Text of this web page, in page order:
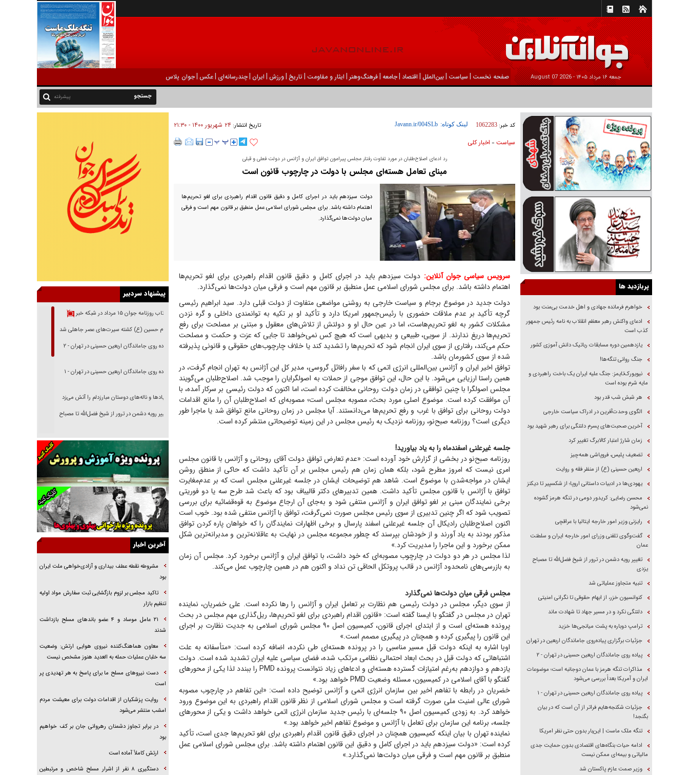
جمعه ۱۶ مرداد ۱۴۰۵ - 2026 August 07 صفحه نخست | سیاست |بين‌الملل | اقتصاد |جامعه |فرهنگ‌و‌هنر | ایثار و مقاومت |تاریخ |ورزش | ايران |چندرسانه‌ای |عکس |جوان پلاس
پیشرفته
کد خبر: 1062283 لینک کوتاه: تاریخ انتشار:۲۴ شهريور ۱۴۰۰ - ۲۱:۳۰
سیاست» اخبار کلی
رد ادعای اصلاح‌طلبان در مورد تفاوت رفتار مجلس پیرامون توافق ایران و آژانس در دولت فعلی و قبلی
مبنای تعامل هسته‌ای مجلس با دولت در چارچوب قانون است
دولت سیزدهم باید در اجرای کامل و دقیق قانون اقدام راهبردی برای لغو تحریم‌ها
اهتمام داشته باشد. برای مجلس شورای اسلامی عمل منطبق بر قانون مهم است و فرقی
میان دولت‌ها نمی‌گذارد.
سرویس سیاسی جوان آنلاین: دولت سیزدهم باید در اجرای کامل و دقیق قانون اقدام راهبردی برای لغو تحریم‌ها
اهتمام داشته باشد. برای مجلس شورای اسلامی عمل منطبق بر قانون مهم است و فرقی میان دولت‌ها نمی‌گذارد.
دولت جدید در موضوع برجام و سیاست خارجی به روشنی مواضعی متفاوت از دولت قبلی دارد. سید ابراهیم رئیسی
گرچه تأکید بر عدم ملاقات حضوری با رئیس‌جمهور امریکا دارد و تأکید او بر تکیه به توانمندی داخلی و گره نزدن
مشکلات کشور به لغو تحریم‌هاست، اما در عین حال او و دولتش از تلاش‌های معقول و مبتنی بر مصلحت برای رفع
تحریم‌ها دریغ ندارند. از سویی، طبیعی و بدیهی است که هیچ کس نمی‌خواهد تا جایی که عزت و حکمت و مصلحت
حکم می‌کند، رفتاری از سوی ایران انجام شود که تحریم‌ها را تشدید کند یا خلاف چارچوب‌های حقوقی و قانونی پذیرفته
شده از سوی کشورمان باشد.
توافق اخیر ایران و آژانس بین‌المللی انرژی اتمی که با سفر رافائل گروسی، مدیر کل این آژانس به تهران انجام گرفت، در
همین راستا ارزیابی می‌شود. با این حال، این توافق موجی از حملات به اصولگرایان را موجب شد. اصلاح‌طلبان می‌گویند
مجلس اصولگرا با چنین توافقی در زمان دولت روحانی مخالفت کرده است، اما اکنون که دولت رئیسی بر سرکار آمده، با
آن موافقت کرده است. موضوع اصلی مورد بحث، مصوبه مجلس است؛ مصوبه‌ای که اصلاح‌طلبان آن را مانع اقدامات
دولت روحانی برای توافق با غرب و رفع تحریم‌ها می‌دانستند. آیا مجلس در زمان روحانی مانع توافق شد یا ماجرا طور
دیگری ا‌ست؟ روزنامه صبح‌نو، روزنامه نزدیک به رئیس مجلس در این زمینه توضیحاتی منتشر کرده است.
جلسه غیرعلنی اسفندماه را به یاد بیاورید!
روزنامه صبح‌نو در بخشی از گزارش خود آورده است: «عدم تعارض توافق دولت آقای روحانی و آژانس با قانون مجلس
امری نیست که امروز مطرح شود، بلکه همان زمان هم رئیس مجلس بر آن تأکید داشت که حاکی از منطق روشن
ایشان در مواجه‌شدن با موضوع است. شاهد هم توضیحات ایشان در جلسه غیرعلنی مجلس است که بر عدم‌مغایرت
توافق با آژانس با قانون مجلس تأکید داشت. همین تدبیر‌های دکتر قالیباف بود که باعث شد طرح سه یا دو فوریتی
برخی نمایندگان مبنی بر لغو توافق ایران و آژانس منتفی شود و به‌جای آن ارجاع موضوع به قوه‌قضائیه برای بررسی
تصویب شود که اگر چنین تدبیری از سوی رئیس مجلس صورت نمی‌گرفت، توافق با آژانس منتفی شده بود. خوب است
اکنون اصلاح‌طلبان رادیکال آن جلسه غیرعلنی اسفند پارسال و برخی اظهارات نمایندگان را که خواهان پاره کردن توافق
مذکور بودند به یاد آورند و از خودشان بپرسند که چطور مجموعه مجلس در نهایت به عاقلانه‌ترین و مدبرانه‌ترین شکل
ممکن برخورد و این ماجرا را مدیریت کرد.»
لذا مجلس در هر دو دولت در چارچوب مصوبه‌ای که خود داشت، با توافق ایران و آژانس برخورد کرد. مجلس آن زمان
به بازرسی‌های نامحدود آژانس در قالب پروتکل الحاقی تن نداد و اکنون هم در همین چارچوب عمل می‌کند.
مجلس فرقی میان دولت‌ها نمی‌گذارد
از سوی دیگر، مجلس در دولت رئیسی هم نظارت بر تعامل ایران و آژانس را ر‌ها نکرده است. علی خضریان، نماینده
تهران در مجلس در گفتگو با ایسنا گفته است: «قانون اقدام راهبردی برای لغو تحریم‌ها، ریل‌گذاری مهم مجلس در بحث
پرونده هسته‌ای است و از ابتدای اجرای قانون، کمیسیون اصل ۹۰ مجلس شورای اسلامی به جدیت نظارت بر اجرای
این قانون را پیگیری کرده و همچنان در پیگیری مصمم است.»
اوبا اشاره به اینکه دولت قبل مسیر مناسبی را در پرونده هسته‌ای طی نکرده، اضافه کرده است: «متأسفانه به علت
اشتباهاتی که دولت قبل در بحث ابعاد احتمالی نظامی مرتکب شده، فضای سیاسی علیه ایران تشدید شده است. دولت
یازدهم و دوازدهم به‌رغم امتیازات گسترده هسته‌ای و ادعا‌های زیاد نتوانست پرونده PMD را ببندد لذا یکی از محور‌های
گفتگو با آقای اسلامی در کمیسیون، مسئله وضعیت PMD خواهد بود.»
خضریان در رابطه با تفاهم اخیر بین سازمان انرژی اتمی و آژانس توضیح داده است: «این تفاهم در چارچوب مصوبه
شورای عالی امنیت ملی صورت گرفته است و مجلس شورای اسلامی از نظر قانون اقدام راهبردی به این موضوع ورود
خواهد کرد. به زودی کمیسیون اصل ۹۰ جلسه‌ای با رئیس جدید سازمان انرژی اتمی خواهد داشت و یکی از محور‌های
جلسه، برنامه این سازمان برای تعامل با آژانس و موضوع تفاهم اخیر خواهد بود.»
نماینده تهران با بیان اینکه کمیسیون همچنان در اجرای دقیق قانون اقدام راهبردی برای لغو تحریم‌ها جدی است، تأکید
کرده است: «دولت سیزدهم باید در اجرای کامل و دقیق این قانون اهتمام داشته باشد. برای مجلس شورای اسلامی عمل
منطبق بر قانون مهم است و فرقی میان دولت‌ها نمی‌گذارد.»
پربازدید ها
خواهرم فرمانده جهادی و اهل خدمت بی‌منت بود
ادعای واکنش رهبر معظم انقلاب به نامه رئیس جمهور
کذب است
یازدهمین دوره مسابقات رباتیک دانش آموزی کشور
جنگ روانی تنگه‌ها!
نیویورک‌تایمز: جنگ علیه ایران یک باخت راهبردی و
مایه شرم بوده است
هر شبش شب قدر بود
الگوی وحدت‌آفرین در ادراک سیاست خارجی
آخرین صحبت‌های پسرم دلتنگی برای رهبر شهید بود
زمان شارژ اعتبار کالابرگ تغییر کرد
تضعیف پلیس، فروپاشی همه‌چیز
اربعین حسینی (ع) از منظر فقه و روایت
یهودی‌ها در ادبیات داستانی اروپا؛ از شکسپیر تا دیکنز
محسن رضایی: کریدور دومی در تنگه هرمز گشوده
نمی‌شود
رایزنی وزیر امور خارجه ایتالیا با عراقچی
گفت‌وگوی تلفنی وزرای امور خارجه ایران و سلطنت
عمان
تغییر رویه دشمن در ترور از شیخ فضل‌الله تا مصباح
یزدی
تنبیه متجاوز عملیاتی شد
کنوانسیون خزر، از ابهام حقوقی تا نگرانی امنیتی
دلتنگی نکرد و در مسیر جهاد تا شهادت ماند
ترامپ دوباره به پشت میانجی‌ها خزید
جزئیات برگزاری پیاده‌روی جاماندگان اربعین در تهران
پیاده روی جاماندگان اربعین حسینی در تهران - ۲
مذاکرات تنگه هرمز با عمان دوجانبه است؛ موضوعات
ایران و آمریکا بعداً بررسی می‌شود
پیاده روی جاماندگان اربعین حسینی در تهران - ۱
جزئیات شکنجه‌هایم فراتر از آن است که در بیان
بگنجد!
تنگه ملک ماست | این‌بار بدون حتی نظر امریکا
ادامه حیات بنگاه‌های اقتصادی بدون حمایت جدی
مالیاتی و بیمه‌ای ممکن نیست
وزیر صمت عازم پاکستان شد
پیشنهاد سردبیر
بازتاب روزنامه جوان ۱۵ مرداد در شبکه خبر
امام حسین (ع) کشته سیرت‌های عصر جاهلی شد
پیاده روی جاماندگان اربعین حسینی در تهران - ۲
پیاده روی جاماندگان اربعین حسینی در تهران - ۱
فریاد‌ها و ناله‌های دوستان مبارزدلم را آتش می‌زد
تغییر رویه دشمن در ترور از شیخ فضل‌الله تا مصباح
خرید قسطی اولش خنده و آخرش گریه است!
فوتبال و آن «بالا»!
راهبرد غافلگیری با نسل جدید پهپاد‌ها
جنجال پزشکان تقلبی در صنعت زیبایی
یهودی‌ها در ادبیات داستانی اروپا؛ از شکسپیر تا
دیکنز
گفت‌وگو با خواهر یکی از شهدای جنگ رمضان/
خواهرم فرمانده جهادی و اهل خدمت بی‌منت بود
بگنجد!
برابر یورش به پاسگاه‌های پلیس
تحلیل ابعاد پیام رهبر انقلاب به حزب‌الله/ مقاومت
نقشه راه آینده غرب آسیا
آخرین اخبار
مشروطه نقطه عطف بیداری و آزادی‌خواهی ملت ایران
بود
تاکید مجلس بر لزوم بازگشایی ثبت سفارش مواد اولیه
تنظیم بازار
۲۱ عامل موساد و ۴ عضو باند‌های مسلح بازداشت
شدند
معاون هماهنگ‌کننده نیروی هوایی ارتش: وضعیت
سه خلبان عملیات حمله به العدید هنوز مشخص نیست
دست نیرو‌های مسلح ما برای پاسخ به هر تهدیدی پر
است
روایت پزشکیان از اقدامات دولت برای معیشت مردم
امشب منتشر می‌شود
در برابر تجاوز دشمنان رهروانی جان بر کف خواهیم
بود
ارتش کاملاً آماده است
دستگیری ۸ نفر از اشرار مسلح شاخص و مرتبطین